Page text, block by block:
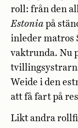
roll: från den
Estonia på
inleder matros
vaktrunda. Nu
Weide i den
att få fart på
Likt andra